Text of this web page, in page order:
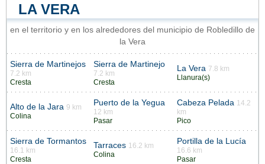
LA VERA
en el territorio y en los alrededores del municipio de Robledillo de
la Vera
Sierra de Martinejos
7.2 km
Cresta
Sierra de Martinejo
7.2 km
Cresta
La Vera 7.8 km
Llanura(s)
Alto de la Jara 9 km
Colina
Puerto de la Yegua
12 km
Pasar
Cabeza Pelada 14.2
km
Pico
Sierra de Tormantos
16.1 km
Cresta
Tarraces 16.2 km
Colina
Portilla de la Lucía
16.6 km
Pasar